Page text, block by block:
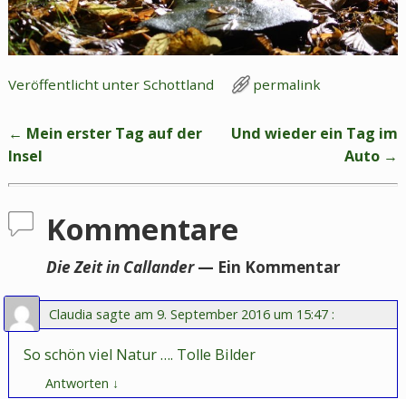
Veröffentlicht unter Schottland permalink
Artikelnavigation
← Mein erster Tag auf der
Insel
Und wieder ein Tag im
Auto →
Kommentare
Die Zeit in Callander— Ein Kommentar
Claudia sagte am 9. September 2016 um 15:47 :
So schön viel Natur …. Tolle Bilder
Antworten ↓